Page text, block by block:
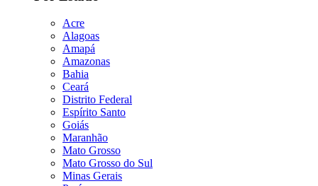
Acre
Alagoas
Amapá
Amazonas
Bahia
Ceará
Distrito Federal
Espírito Santo
Goiás
Maranhão
Mato Grosso
Mato Grosso do Sul
Minas Gerais